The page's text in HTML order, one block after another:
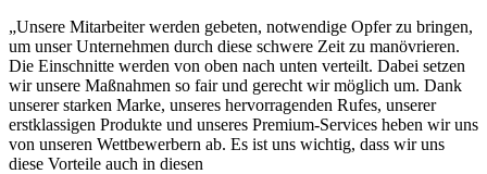
„Unsere Mitarbeiter werden gebeten, notwendige Opfer zu bringen,
um unser Unternehmen durch diese schwere Zeit zu manövrieren.
Die Einschnitte werden von oben nach unten verteilt. Dabei setzen
wir unsere Maßnahmen so fair und gerecht wir möglich um. Dank
unserer starken Marke, unseres hervorragenden Rufes, unserer
erstklassigen Produkte und unseres Premium-Services heben wir uns
von unseren Wettbewerbern ab. Es ist uns wichtig, dass wir uns
diese Vorteile auch in diesen